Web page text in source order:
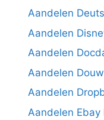
Aandelen
Aandelen
Aandelen
Aandelen
Aandelen
Aandelen Ebay